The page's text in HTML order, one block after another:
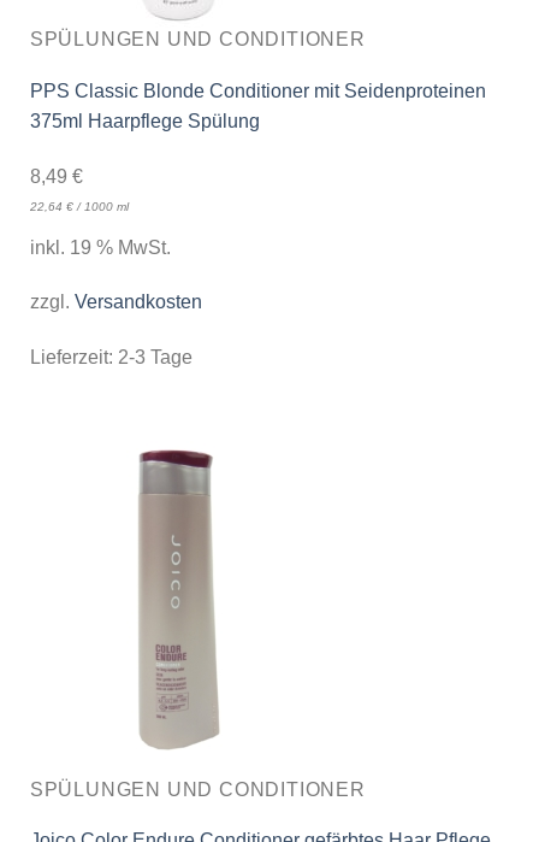
SPÜLUNGEN UND CONDITIONER
PPS Classic Blonde Conditioner mit Seidenproteinen
375ml Haarpflege Spülung
8,49 €
22,64 €/ 1000 ml
inkl. 19 % MwSt.
zzgl. Versandkosten
Lieferzeit: 2-3 Tage
SPÜLUNGEN UND CONDITIONER